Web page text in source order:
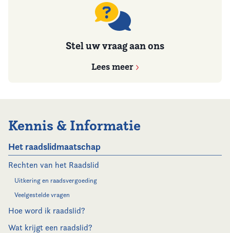
Stel uw vraag aan ons
Lees meer
Kennis & Informatie
Het raadslidmaatschap
Rechten van het Raadslid
Uitkering en raadsvergoeding
Veelgestelde vragen
Hoe word ik raadslid?
Wat krijgt een raadslid?